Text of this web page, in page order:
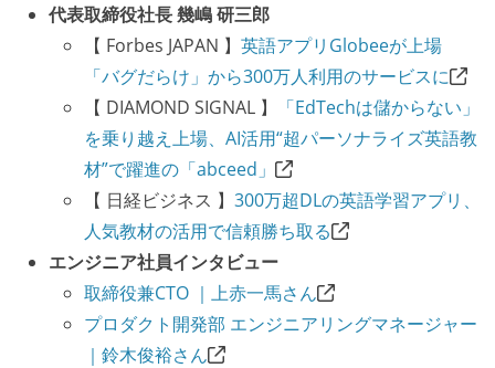
アジャイル実践状況
1ヶ月以下の短い期間でのイテレーション開発を実践
している
デイリーでスタンドアップミーティング、またはそれ
に準じるチーム内の打ち合わせを行っている
イテレーションの最後などに、定期的にチームでふり
かえりミーティングを行っている
タスク見積もりの単位には絶対量（人日など）ではな
く相対ポイントを用い、極力複数人の意見を調整する
形で行っている
継続的なデプロイ（デリバリー）を行っている
代表取締役社長 幾嶋 研三郎
【 Forbes JAPAN 】 英語アプリGlobeeが上場
「バグだらけ」から300万人利用のサービスに
【 DIAMOND SIGNAL 】
「EdTechは儲からない」
を乗り越え上場、AI活用“超パーソナライズ英語教
材”で躍進の「abceed」
【 日経ビジネス 】 300万超DLの英語学習アプリ、
人気教材の活用で信頼勝ち取る
エンジニア社員インタビュー
取締役兼CTO ｜上赤一馬さん
プロダクト開発部 エンジニアリングマネージャー
｜鈴木俊裕さん